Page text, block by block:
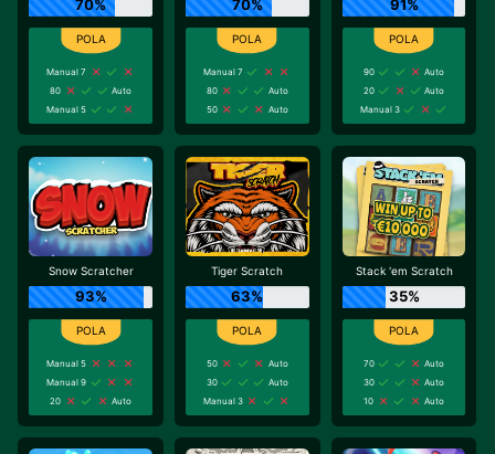
70%
Manual 7
80
Auto
Manual 5
70%
Manual 7
80
Auto
50
Auto
91%
90
Auto
20
Auto
Manual 3
Snow Scratcher
93%
Manual 5
Manual 9
20
Auto
Tiger Scratch
63%
50
Auto
30
Auto
Manual 3
Stack 'em Scratch
35%
70
Auto
30
Auto
10
Auto